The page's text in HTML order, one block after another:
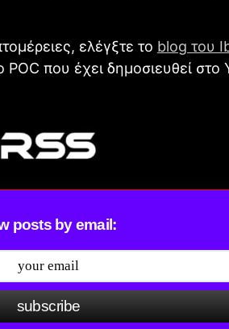
ελέγξτε το blog του
POC που έχει δημοσιευθεί στο
posts by email:
subscribe